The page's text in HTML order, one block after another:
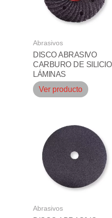
Abrasivos
DISCO ABRASIVO
CARBURO DE SILICIO
LÁMINAS
Ver producto
Abrasivos